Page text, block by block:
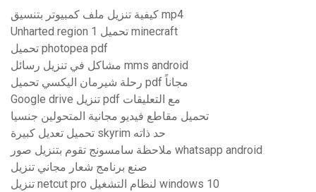
كيفية تنزيل ملف كمبيوتر بتنسيق mp4
Unharted region 1 تحميل minecraft
تحميل photopea pdf
مشاكل في تنزيل رسائل mms android
رحلة شيرمان اليكسي تحميل pdf مجاناً
Google drive تنزيل pdf مع التعليقات
تحميل مقاطع فيديو مجانية المتحولين جنسيا
تحميل تعديل كبيرة skyrim حد ذاته
ملاحظة سامسونج تقوم بتنزيل صور whatsapp android
صنع برنامج شعار مجاني تنزيل
تنزيل netcut pro لنظام التشغيل windows 10